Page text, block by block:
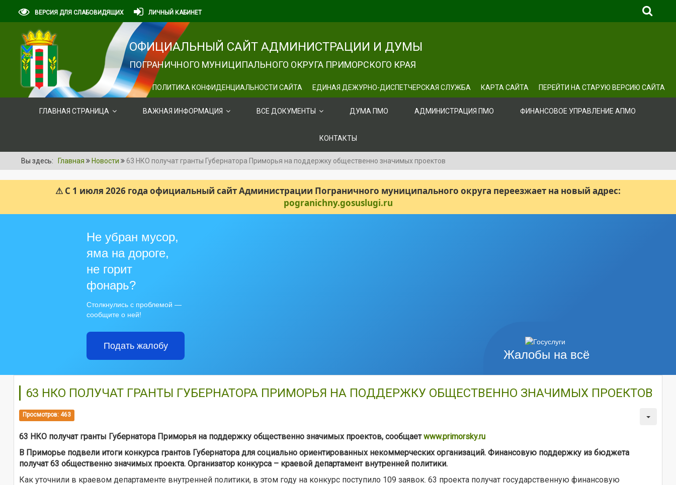
ВЕРСИЯ ДЛЯ СЛАБОВИДЯЩИХ ЛИЧНЫЙ КАБИНЕТ
ОФИЦИАЛЬНЫЙ САЙТ АДМИНИСТРАЦИИ И ДУМЫ
ПОГРАНИЧНОГО МУНИЦИПАЛЬНОГО ОКРУГА ПРИМОРСКОГО КРАЯ
ПОЛИТИКА КОНФИДЕНЦИАЛЬНОСТИ САЙТА ЕДИНАЯ ДЕЖУРНО-ДИСПЕТЧЕРСКАЯ СЛУЖБА КАРТА САЙТА ПЕРЕЙТИ НА СТАРУЮ ВЕРСИЮ САЙТА
ГЛАВНАЯ СТРАНИЦА ВАЖНАЯ ИНФОРМАЦИЯ ВСЕ ДОКУМЕНТЫ ДУМА ПМО АДМИНИСТРАЦИЯ ПМО ФИНАНСОВОЕ УПРАВЛЕНИЕ АПМО
КОНТАКТЫ
Вы здесь: Главная Новости 63 НКО получат гранты Губернатора Приморья на поддержку общественно значимых проектов
⚠ С 1 июля 2026 года официальный сайт Администрации Пограничного муниципального округа переезжает на новый адрес:
pogranichny.gosuslugi.ru
Жалобы на всё
Не убран мусор,
яма на дороге,
не горит
фонарь?
Столкнулись с проблемой —
сообщите о ней!
Подать жалобу
63 НКО ПОЛУЧАТ ГРАНТЫ ГУБЕРНАТОРА ПРИМОРЬЯ НА ПОДДЕРЖКУ ОБЩЕСТВЕННО ЗНАЧИМЫХ ПРОЕКТОВ
Просмотров: 463
63 НКО получат гранты Губернатора Приморья на поддержку общественно значимых проектов, сообщаетwww.primorsky.ru
В Приморье подвели итоги конкурса грантов Губернатора для социально ориентированных некоммерческих организаций. Финансовую поддержку из бюджета
получат 63 общественно значимых проекта. Организатор конкурса – краевой департамент внутренней политики.
Как уточнили в краевом департаменте внутренней политики, в этом году на конкурс поступило 109 заявок. 63 проекта получат государственную финансовую